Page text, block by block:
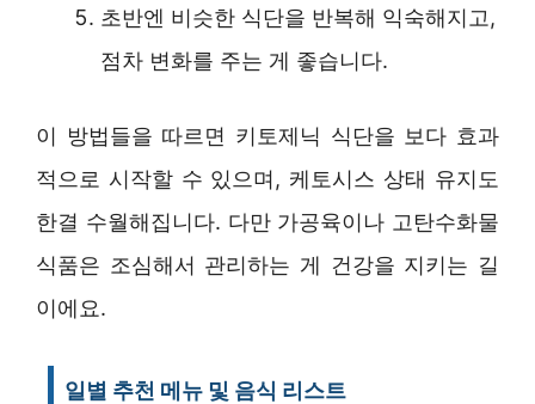
초반엔 비슷한 식단을 반복해 익숙해지고,
점차 변화를 주는 게 좋습니다.
이 방법들을 따르면 키토제닉 식단을 보다 효과
적으로 시작할 수 있으며, 케토시스 상태 유지도
한결 수월해집니다. 다만 가공육이나 고탄수화물
식품은 조심해서 관리하는 게 건강을 지키는 길
이에요.
일별 추천 메뉴 및 음식 리스트